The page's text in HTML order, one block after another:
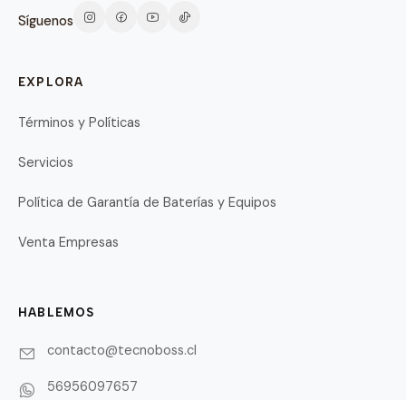
Síguenos
EXPLORA
Términos y Políticas
Servicios
Política de Garantía de Baterías y Equipos
Venta Empresas
HABLEMOS
contacto@tecnoboss.cl
56956097657